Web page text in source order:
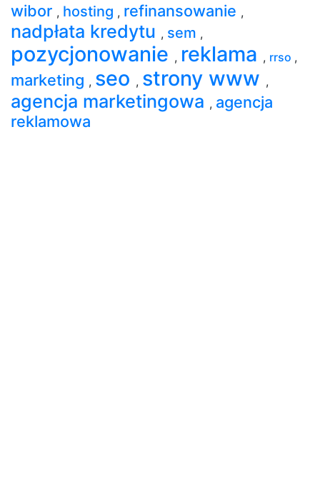
wibor , hosting , refinansowanie ,
nadpłata kredytu , sem ,
pozycjonowanie , reklama , rrso ,
marketing , seo , strony www ,
agencja marketingowa , agencja
reklamowa